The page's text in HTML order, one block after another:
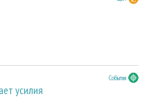
События
усилия